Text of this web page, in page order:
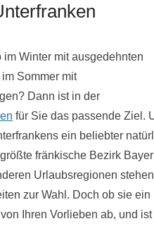
Winter mit ausgedehnten
Sommer mit
Dann ist in der
für Sie das passende Ziel.
ein beliebter
fränkische Bezirk
Urlaubsregionen
zur Wahl. Doch ob sie
Ihren Vorlieben ab, und